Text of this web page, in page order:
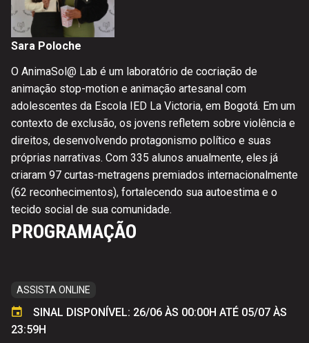
Sara Poloche
O AnimaSol@ Lab é um laboratório de cocriação de
animação stop-motion e animação artesanal com
adolescentes da Escola IED La Victoria, em Bogotá. Em um
contexto de exclusão, os jovens refletem sobre violência e
direitos, desenvolvendo protagonismo político e suas
próprias narrativas. Com 335 alunos anualmente, eles já
criaram 97 curtas-metragens premiados internacionalmente
(62 reconhecimentos), fortalecendo sua autoestima e o
tecido social de sua comunidade.
PROGRAMAÇÃO
ASSISTA ONLINE
SINAL DISPONÍVEL: 26/06 ÀS 00:00H ATÉ 05/07 ÀS
23:59H